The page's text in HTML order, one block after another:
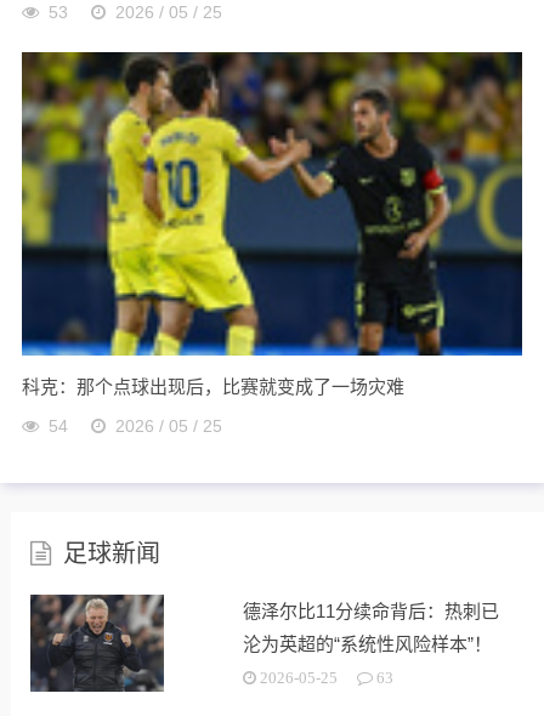
53 2026 / 05 / 25
科克：那个点球出现后，比赛就变成了一场灾难
54 2026 / 05 / 25
足球新闻
德泽尔比11分续命背后：热刺已
沦为英超的“系统性风险样本”！
2026-05-25 63